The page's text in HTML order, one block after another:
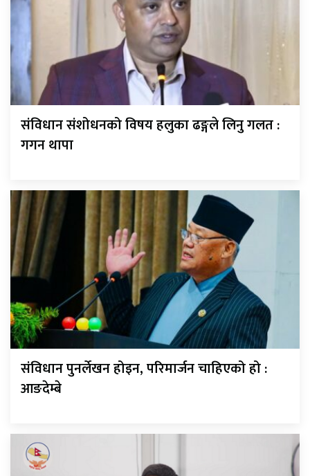
संविधान संशोधनको विषय हलुका ढङ्गले लिनु गलत :
गगन थापा
संविधान पुनर्लेखन होइन, परिमार्जन चाहिएको हो :
आङदेम्बे